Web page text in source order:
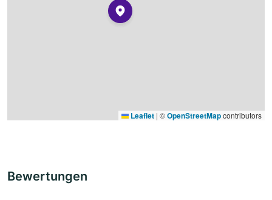
Leaflet | ©OpenStreetMapcontributors
Bewertungen